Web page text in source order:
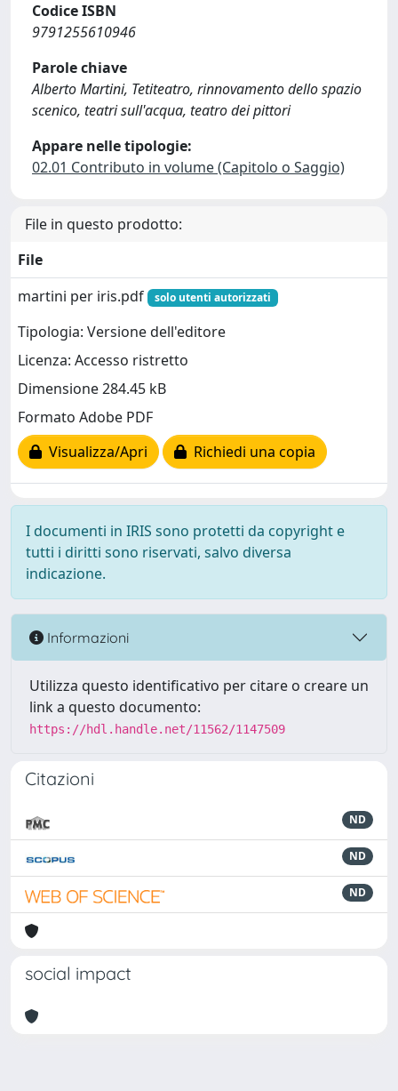
Codice ISBN
9791255610946
Parole chiave
Alberto Martini, Tetiteatro, rinnovamento dello spazio
scenico, teatri sull'acqua, teatro dei pittori
Appare nelle tipologie:
02.01 Contributo in volume (Capitolo o Saggio)
File in questo prodotto:
File
martini per iris.pdf
solo utenti autorizzati
Tipologia: Versione dell'editore
Licenza: Accesso ristretto
Dimensione 284.45 kB
Formato Adobe PDF
Visualizza/Apri
Richiedi una copia
I documenti in IRIS sono protetti da copyright e
tutti i diritti sono riservati, salvo diversa
indicazione.
Informazioni
Utilizza questo identificativo per citare o creare un
link a questo documento:
https://hdl.handle.net/11562/1147509
Citazioni
ND
ND
ND
social impact